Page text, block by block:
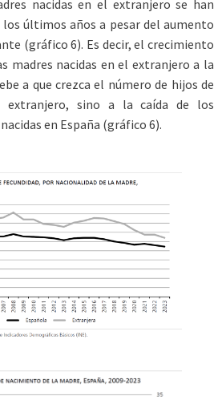
nacidas en el extranjero se han
últimos años a pesar del aumento
(gráfico 6). Es decir, el crecimiento
madres nacidas en el extranjero a la
a que crezca el número de hijos de
extranjero, sino a la caída de los
en España (gráfico 6).